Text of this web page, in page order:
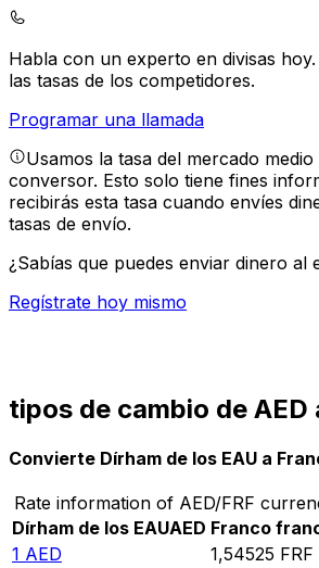
Habla con un experto en divisas hoy.
las tasas de los competidores.
Programar una llamada
Usamos la tasa del mercado
conversor. Esto solo tiene fines
recibirás esta tasa cuando envíes
tasas de envío.
¿Sabías que puedes enviar dinero al
Regístrate hoy mismo
tipos de cambio de AED
Convierte Dírham de los EAU a
Rate information of AED/FRF
Dírham de los EAUAED Franco
1 AED 1,54525 FRF